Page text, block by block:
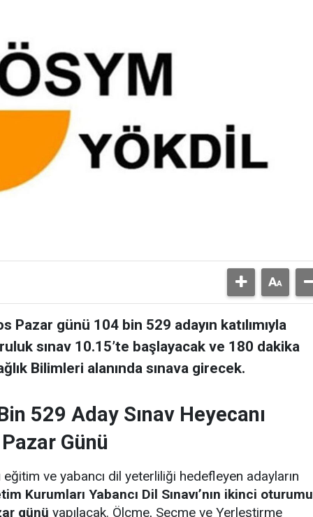
Pazar günü 104 bin 529 adayın katılımıyla
sınav 10.15’te başlayacak ve 180 dakika
Bilimleri alanında sınava girecek.
529 Aday Sınav Heyecanı
Günü
ve yabancı dil yeterliliği hedefleyen adayların
Kurumları Yabancı Dil Sınavı’nın ikinci oturumu
günü yapılacak. Ölçme, Seçme ve Yerleştirme